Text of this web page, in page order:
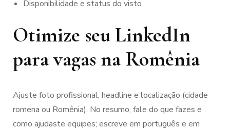
Disponibilidade e status do visto
Otimize seu LinkedIn
para vagas na Romênia
Ajuste foto profissional, headline e localização (cidade
romena ou Romênia). No resumo, fale do que fazes e
como ajudaste equipes; escreve em português e em